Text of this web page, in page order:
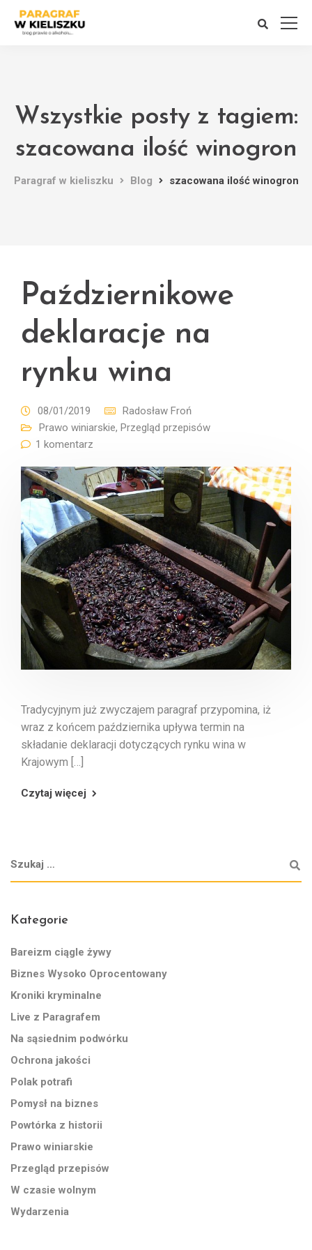
Wszystkie posty z tagiem:
szacowana ilość winogron
Paragraf w kieliszku Blog szacowana ilość winogron
Październikowe
deklaracje na
rynku wina
08/01/2019
Radosław Froń
Prawo winiarskie, Przegląd przepisów
1 komentarz
Tradycyjnym już zwyczajem paragraf przypomina, iż
wraz z końcem października upływa termin na
składanie deklaracji dotyczących rynku wina w
Krajowym […]
Czytaj więcej
Kategorie
Bareizm ciągle żywy
Biznes Wysoko Oprocentowany
Kroniki kryminalne
Live z Paragrafem
Na sąsiednim podwórku
Ochrona jakości
Polak potrafi
Pomysł na biznes
Powtórka z historii
Prawo winiarskie
Przegląd przepisów
W czasie wolnym
Wydarzenia